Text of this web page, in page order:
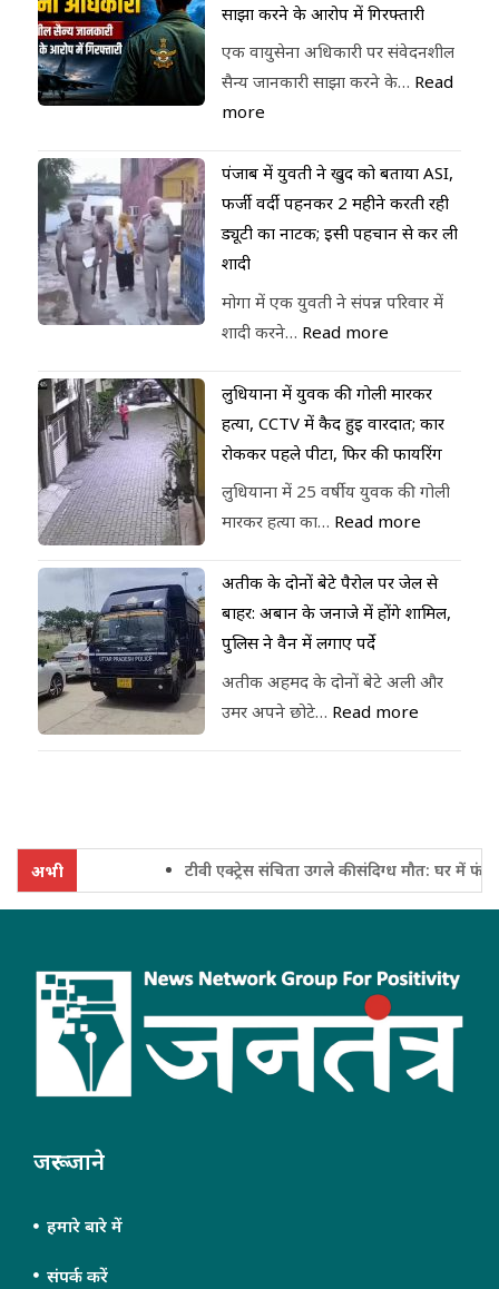
साझा करने के आरोप में गिरफ्तारी
एक वायुसेना अधिकारी पर संवेदनशील
सैन्य जानकारी साझा करने के… Read
more
पंजाब में युवती ने खुद को बताया ASI,
फर्जी वर्दी पहनकर 2 महीने करती रही
ड्यूटी का नाटक; इसी पहचान से कर ली
शादी
मोगा में एक युवती ने संपन्न परिवार में
शादी करने… Read more
लुधियाना में युवक की गोली मारकर
हत्या, CCTV में कैद हुई वारदात; कार
रोककर पहले पीटा, फिर की फायरिंग
लुधियाना में 25 वर्षीय युवक की गोली
मारकर हत्या का… Read more
अतीक के दोनों बेटे पैरोल पर जेल से
बाहर: अबान के जनाजे में होंगे शामिल,
पुलिस ने वैन में लगाए पर्दे
अतीक अहमद के दोनों बेटे अली और
उमर अपने छोटे… Read more
अभी टीवी एक्ट्रेस संचिता उगले की संदिग्ध मौत: घर में फंदे से
जरूर जाने
हमारे बारे में
संपर्क करें